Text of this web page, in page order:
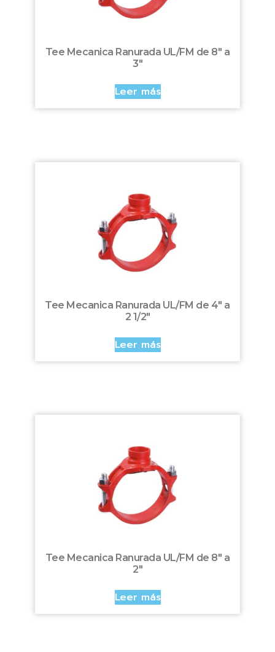
Tee Mecanica Ranurada UL/FM de 8″ a
3″
Leer más
Tee Mecanica Ranurada UL/FM de 4″ a
2 1/2″
Leer más
Tee Mecanica Ranurada UL/FM de 8″ a
2″
Leer más